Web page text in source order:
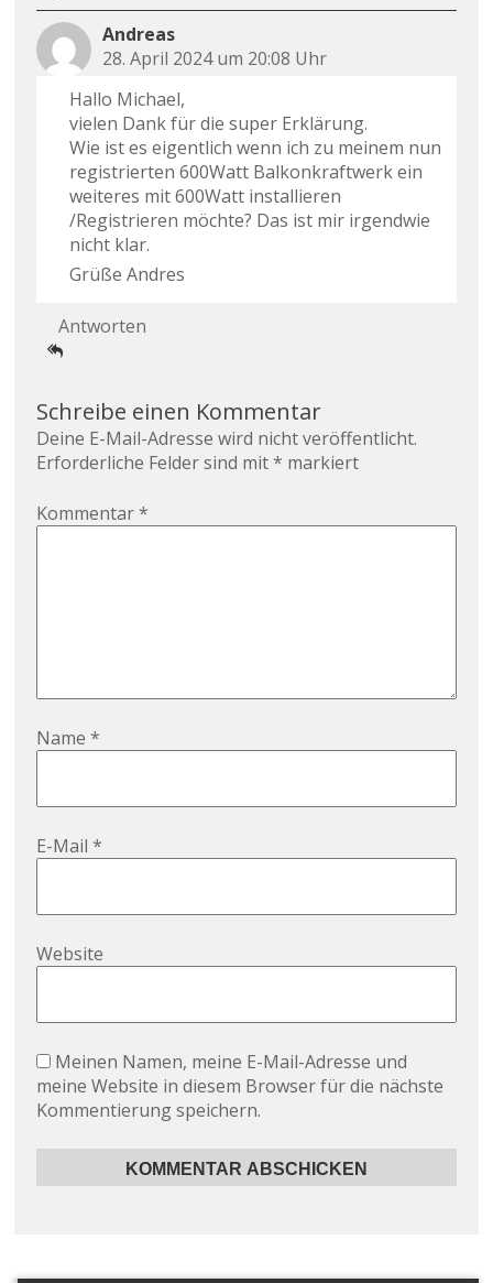
Andreas
28. April 2024 um 20:08 Uhr
Hallo Michael,
vielen Dank für die super Erklärung.
Wie ist es eigentlich wenn ich zu meinem nun
registrierten 600Watt Balkonkraftwerk ein
weiteres mit 600Watt installieren
/Registrieren möchte? Das ist mir irgendwie
nicht klar.
Grüße Andres
Antworten
Schreibe einen Kommentar
Deine E-Mail-Adresse wird nicht veröffentlicht.
Erforderliche Felder sind mit* markiert
Kommentar*
Name*
E-Mail*
Website
Meinen Namen, meine E-Mail-Adresse und
meine Website in diesem Browser für die nächste
Kommentierung speichern.